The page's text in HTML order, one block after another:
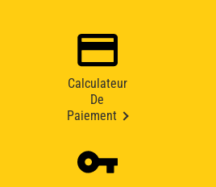
Calculateur
De
Paiement